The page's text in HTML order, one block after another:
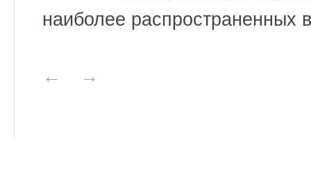
наиболее распространенных
← →